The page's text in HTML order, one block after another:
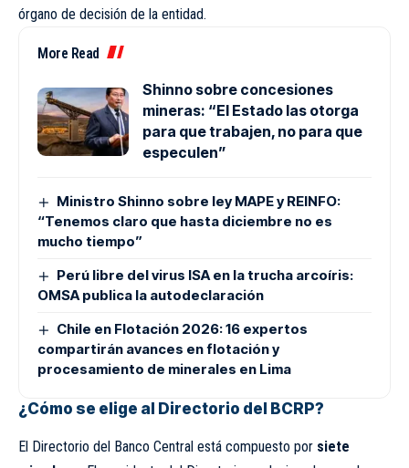
órgano de decisión de la entidad.
More Read
Shinno sobre concesiones
mineras: “El Estado las otorga
para que trabajen, no para que
especulen”
Ministro Shinno sobre ley MAPE y REINFO:
“Tenemos claro que hasta diciembre no es
mucho tiempo”
Perú libre del virus ISA en la trucha arcoíris:
OMSA publica la autodeclaración
Chile en Flotación 2026: 16 expertos
compartirán avances en flotación y
procesamiento de minerales en Lima
¿Cómo se elige al Directorio del BCRP?
El Directorio del Banco Central está compuesto por siete